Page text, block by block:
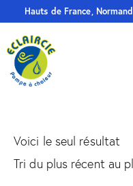
Hauts de France,
Voici le seul résultat